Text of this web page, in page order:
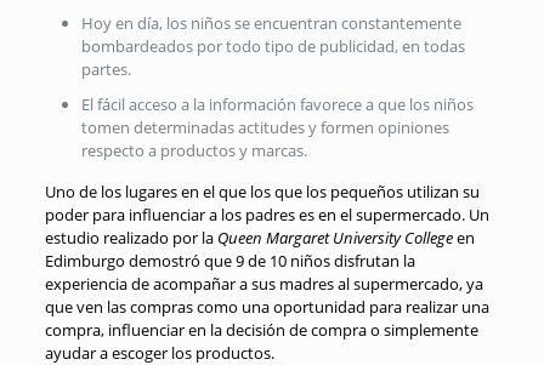
Hoy en día, los niños se encuentran constantemente
bombardeados por todo tipo de publicidad, en todas
partes.
El fácil acceso a la información favorece a que los niños
tomen determinadas actitudes y formen opiniones
respecto a productos y marcas.
Uno de los lugares en el que los que los pequeños utilizan su
poder para influenciar a los padres es en el supermercado. Un
estudio realizado por la Queen Margaret University Collegeen
Edimburgo demostró que 9 de 10 niños disfrutan la
experiencia de acompañar a sus madres al supermercado, ya
que ven las compras como una oportunidad para realizar una
compra, influenciar en la decisión de compra o simplemente
ayudar a escoger los productos.